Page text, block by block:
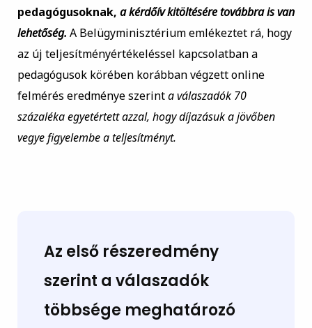
pedagógusoknak, a kérdőív kitöltésére továbbra is van
lehetőség. A Belügyminisztérium emlékeztet rá, hogy
az új teljesítményértékeléssel kapcsolatban a
pedagógusok körében korábban végzett online
felmérés eredménye szerinta válaszadók 70
százaléka egyetértett azzal, hogy díjazásuk a jövőben
vegye figyelembe a teljesítményt.
Az első részeredmény
szerint a válaszadók
többsége meghatározó